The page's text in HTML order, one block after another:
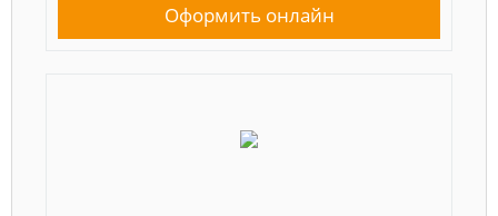
Оформить онлайн